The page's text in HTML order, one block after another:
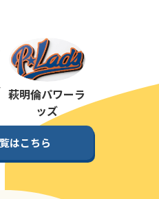
リートカップ
リートカップ
リートカップ
ートカップ
萩明倫パワーラ
ッズ
はこちら